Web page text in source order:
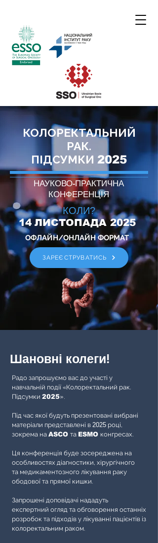
КОЛОРЕКТАЛЬНИЙ
РАК.
ПІДСУМКИ 2025
НАУКОВО-ПРАКТИЧНА
КОНФЕРЕНЦІЯ
КОЛИ?
14 ЛИСТОПАДА 2025
ОФЛАЙН/ОНЛАЙН ФОРМАТ
ЗАРЕЄСТРУВАТИСЬ
Шановні колеги!
Радо запрошуємо вас до участі у
навчальній події «Колоректальний рак.
Підсумки 2025».
Під час якої будуть презентовані вибрані
матеріали представлені в 2025 році,
зокрема на ASCO та ESMO конгресах.
Ця конференція буде зосереджена на
особливостях діагностики, хірургічного
та медикаментозного лікування раку
ободової та прямої кишки.
Запрошені доповідачі нададуть
експертний огляд та обговорення останніх
розробок та підходів у лікуванні пацієнтів із
колоректальним раком.